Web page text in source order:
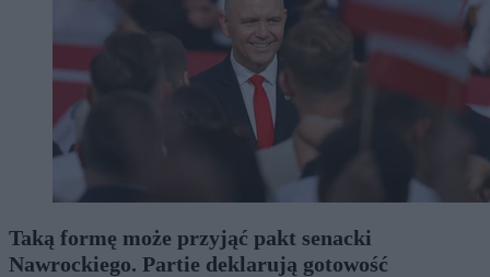
Taką formę może przyjąć pakt senacki
Nawrockiego. Partie deklarują gotowość